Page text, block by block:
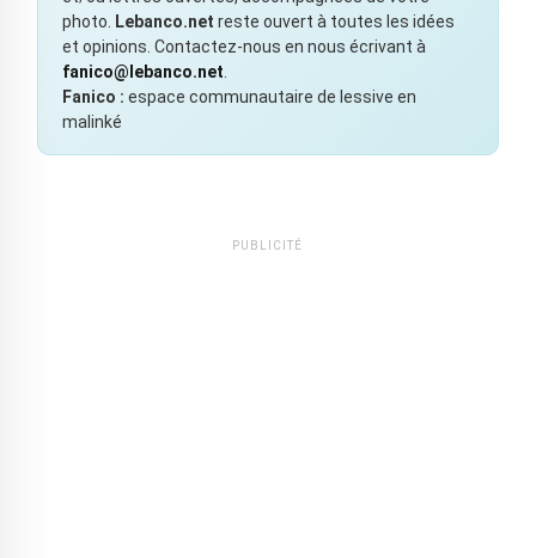
photo.
Lebanco.net reste ouvert à toutes les idées
et opinions. Contactez-nous en nous écrivant à
fanico@lebanco.net
Fanico : espace communautaire de lessive en
malinké
PUBLICITÉ